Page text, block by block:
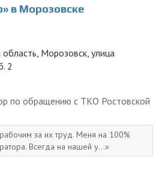
в Морозовске
область, Морозовск, улица
2
по обращению с ТКО Ростовской
за их труд. Меня на 100%
Всегда на нашей у...